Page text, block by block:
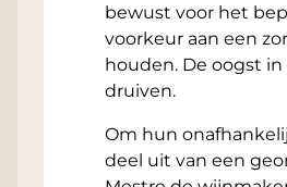
bewust voor het
voorkeur aan een
houden. De oogst
druiven.
Om hun
deel uit van een